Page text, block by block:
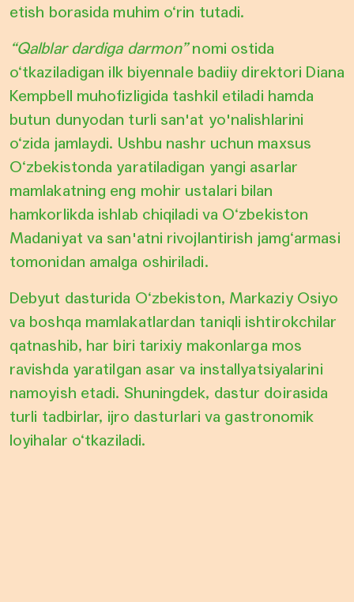
etish borasida muhim o‘rin tutadi.
“Qalblar dardiga darmon”nomi ostida
o‘tkaziladigan ilk biyennale badiiy direktori Diana
Kempbell muhofizligida tashkil etiladi hamda
butun dunyodan turli san'at yo'nalishlarini
o‘zida jamlaydi. Ushbu nashr uchun maxsus
O‘zbekistonda yaratiladigan yangi asarlar
mamlakatning eng mohir ustalari bilan
hamkorlikda ishlab chiqiladi va O‘zbekiston
Madaniyat va san'atni rivojlantirish jamg‘armasi
tomonidan amalga oshiriladi.
Debyut dasturida O‘zbekiston, Markaziy Osiyo
va boshqa mamlakatlardan taniqli ishtirokchilar
qatnashib, har biri tarixiy makonlarga mos
ravishda yaratilgan asar va installyatsiyalarini
namoyish etadi. Shuningdek, dastur doirasida
turli tadbirlar, ijro dasturlari va gastronomik
loyihalar o‘tkaziladi.